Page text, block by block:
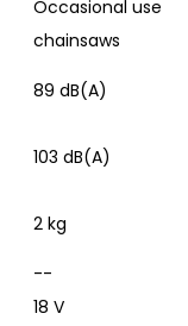
Occasional use
chainsaws
89 dB(A)
103 dB(A)
2 kg
--
18 V